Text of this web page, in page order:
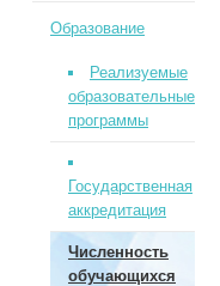
Образование
Реализуемые
образовательные
программы
Государственная
аккредитация
Численность
обучающихся